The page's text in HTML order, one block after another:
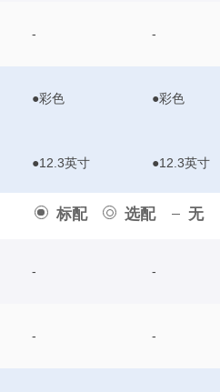
标配 选配 无
- -
●彩色 ●彩色
●12.3英寸 ●12.3英寸
- -
- -